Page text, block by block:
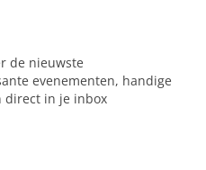
de nieuwste
evenementen, handige
direct in je inbox